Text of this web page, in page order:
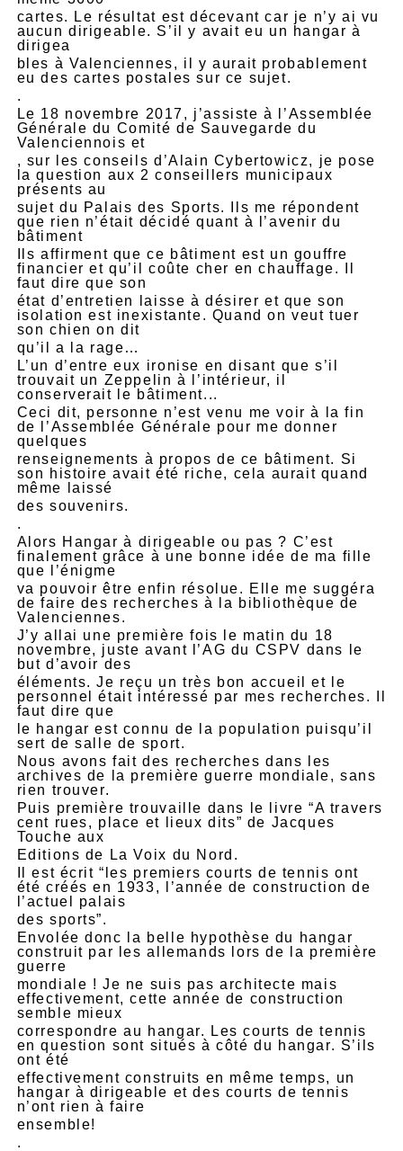
cartes. Le résultat est décevant car je n’y ai vu
aucun dirigeable. S’il y avait eu un hangar à
dirigea
bles à Valenciennes, il y aurait probablement
eu des cartes postales sur ce sujet.
.
Le 18 novembre 2017, j’assiste à l’Assemblée
Générale du Comité de Sauvegarde du
Valenciennois et
, sur les conseils d’Alain Cybertowicz, je pose
la question aux 2 conseillers municipaux
présents au
sujet du Palais des Sports. Ils me répondent
que rien n’était décidé quant à l’avenir du
bâtiment
Ils affirment que ce bâtiment est un gouffre
financier et qu’il coûte cher en chauffage. Il
faut dire que son
état d’entretien laisse à désirer et que son
isolation est inexistante. Quand on veut tuer
son chien on dit
qu’il a la rage…
L’un d’entre eux ironise en disant que s’il
trouvait un Zeppelin à l’intérieur, il
conserverait le bâtiment...
Ceci dit, personne n’est venu me voir à la fin
de l’Assemblée Générale pour me donner
quelques
renseignements à propos de ce bâtiment. Si
son histoire avait été riche, cela aurait quand
même laissé
des souvenirs.
.
Alors Hangar à dirigeable ou pas ? C’est
finalement grâce à une bonne idée de ma fille
que l’énigme
va pouvoir être enfin résolue. Elle me suggéra
de faire des recherches à la bibliothèque de
Valenciennes.
J’y allai une première fois le matin du 18
novembre, juste avant l’AG du CSPV dans le
but d’avoir des
éléments. Je reçu un très bon accueil et le
personnel était intéressé par mes recherches. Il
faut dire que
le hangar est connu de la population puisqu’il
sert de salle de sport.
Nous avons fait des recherches dans les
archives de la première guerre mondiale, sans
rien trouver.
Puis première trouvaille dans le livre “A travers
cent rues, place et lieux dits” de Jacques
Touche aux
Editions de La Voix du Nord.
Il est écrit “les premiers courts de tennis ont
été créés en 1933, l’année de construction de
l’actuel palais
des sports”.
Envolée donc la belle hypothèse du hangar
construit par les allemands lors de la première
guerre
mondiale ! Je ne suis pas architecte mais
effectivement, cette année de construction
semble mieux
correspondre au hangar. Les courts de tennis
en question sont situés à côté du hangar. S’ils
ont été
effectivement construits en même temps, un
hangar à dirigeable et des courts de tennis
n’ont rien à faire
ensemble!
.